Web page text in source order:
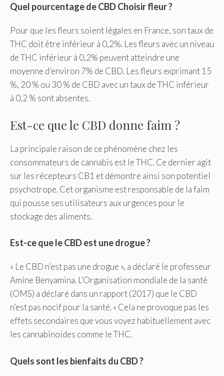
Quel pourcentage de CBD Choisir fleur ?
Pour que les fleurs soient légales en France, son taux de
THC doit être inférieur à 0,2%. Les fleurs avec un niveau
de THC inférieur à 0,2% peuvent atteindre une
moyenne d’environ 7% de CBD. Les fleurs exprimant 15
%, 20 % ou 30 % de CBD avec un taux de THC inférieur
à 0,2 % sont absentes.
Est-ce que le CBD donne faim ?
La principale raison de ce phénomène chez les
consommateurs de cannabis est le THC. Ce dernier agit
sur les récepteurs CB1 et démontre ainsi son potentiel
psychotrope. Cet organisme est responsable de la faim
qui pousse ses utilisateurs aux urgences pour le
stockage des aliments.
Est-ce que le CBD est une drogue ?
« Le CBD n’est pas une drogue », a déclaré le professeur
Amine Benyamina. L’Organisation mondiale de la santé
(OMS) a déclaré dans un rapport (2017) que le CBD
n’est pas nocif pour la santé. « Cela ne provoque pas les
effets secondaires que vous voyez habituellement avec
les cannabinoïdes comme le THC.
Quels sont les bienfaits du CBD ?